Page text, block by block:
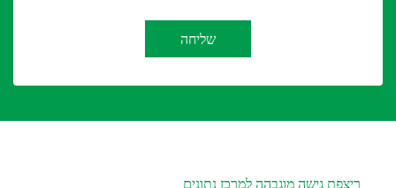
שליחה
ריצפת גישה מוגבהה למרכז נתונים